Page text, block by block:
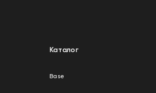
Каталог
Base